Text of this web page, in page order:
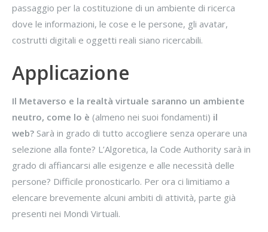
passaggio per la costituzione di un ambiente di ricerca
dove le informazioni, le cose e le persone, gli avatar,
costrutti digitali e oggetti reali siano ricercabili.
Applicazione
Il Metaverso e la realtà virtuale saranno un ambiente
neutro, come lo è (almeno nei suoi fondamenti) il
web? Sarà in grado di tutto accogliere senza operare una
selezione alla fonte? L’Algoretica, la Code Authority sarà in
grado di affiancarsi alle esigenze e alle necessità delle
persone? Difficile pronosticarlo. Per ora ci limitiamo a
elencare brevemente alcuni ambiti di attività, parte già
presenti nei Mondi Virtuali.